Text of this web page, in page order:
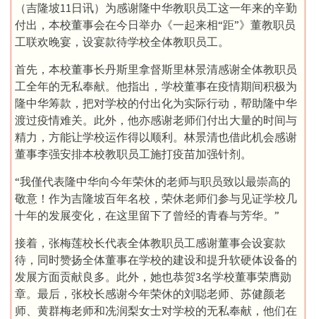
（吉隆坡11日讯）为感谢隆中华教职员工这一年来的辛勤
付出，本校董事会在今日举办《一起来相“距”》董教职员
工联欢晚宴，设宴款待学校全体教职员工。
首先，本校董事长丹斯里拿督斯里林景清感谢全体教职员
工全年的无私奉献。他指出，学校董事在疫情期间积极为
隆中华筹款，把对学校的付出化为实际行动，帮助隆中华
渡过疫情难关。此外，他亦感谢老师们付出大量的时间与
精力，方能让学校运作得以顺利。林景清也借此机会感谢
董事李强安排本校教职员工施打疫苗加强针剂。
“我僅代表隆中华向今年荣休的老师与职员致以最崇高的
敬意！作为吉隆坡百年名校，荣休老师们参与见证学校几
十年的发展变化，在这里留下了曾经的青春与芳华。”
接着，张梅莲校长代表全体教职员工感谢董事会设宴款
待，同时赞扬全体董事在学校的建设和提升软硬体设备的
发展方面贡献良多。此外，她也恭贺3名学校董事荣膺勋
章。最后，张校长感谢今年荣休的刘聪老师、苏健颜老
师、黄群梅老师和冼润梨女士对学校的无私奉献，他们在